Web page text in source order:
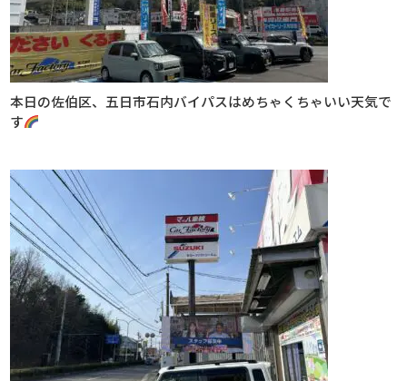
本日の佐伯区、五日市石内バイパスはめちゃくちゃいい天気で
す